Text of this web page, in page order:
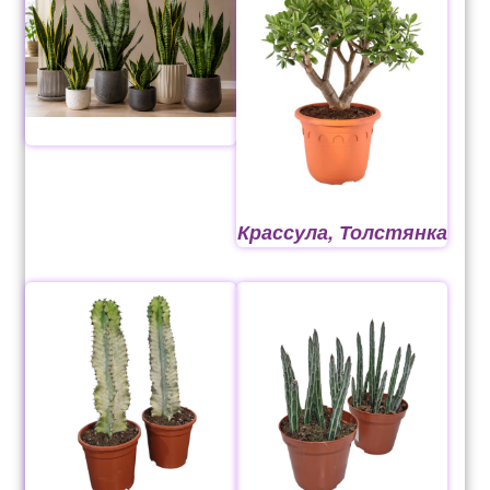
Оформление заказа
Рахунок 1060
Рахунок 1606
рахунок 4180
рахунок 4500
Рахунок 5200
Крассула, Толстянка